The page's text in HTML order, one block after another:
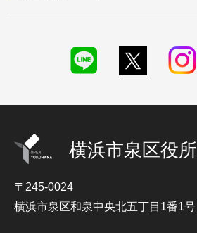
横浜市泉区役所
〒245-0024
横浜市泉区和泉中央北五丁目1番1号